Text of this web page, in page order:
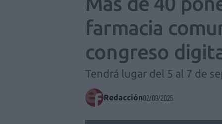
farmacia
congreso
Tendrá lugar del 5 al 7 de
Redacción02/09/2025